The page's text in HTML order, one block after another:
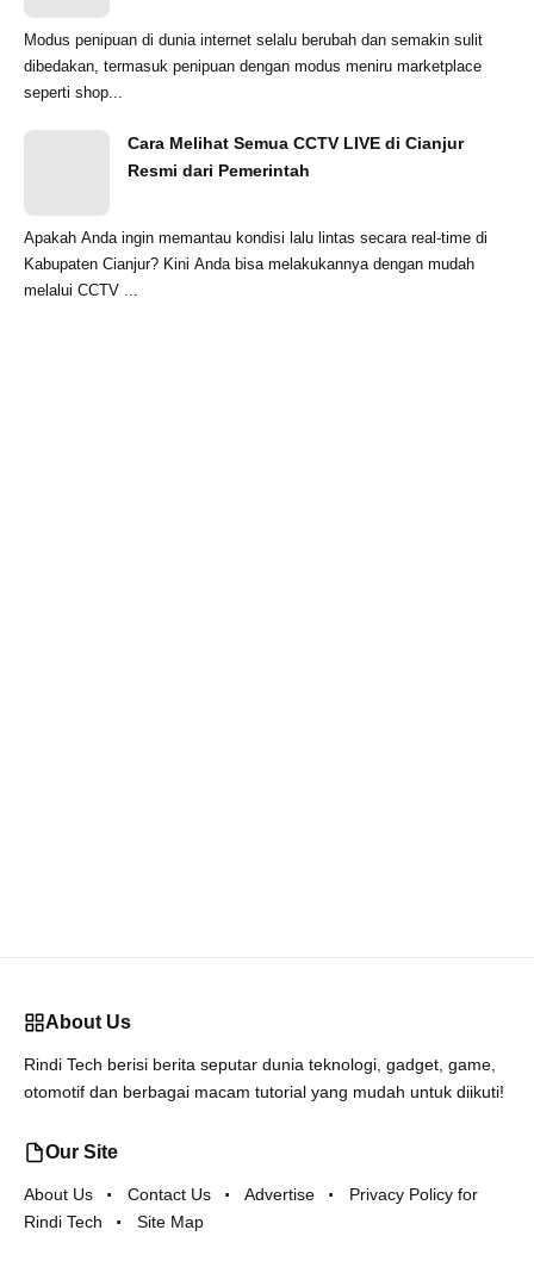
Modus penipuan di dunia internet selalu berubah dan semakin sulit
dibedakan, termasuk penipuan dengan modus meniru marketplace
seperti shop...
Cara Melihat Semua CCTV LIVE di Cianjur
Resmi dari Pemerintah
Apakah Anda ingin memantau kondisi lalu lintas secara real-time di
Kabupaten Cianjur? Kini Anda bisa melakukannya dengan mudah
melalui CCTV ...
About Us
Rindi Tech berisi berita seputar dunia teknologi, gadget, game,
otomotif dan berbagai macam tutorial yang mudah untuk diikuti!
Our Site
About Us Contact Us Advertise
Privacy Policy for
Rindi Tech
Site Map